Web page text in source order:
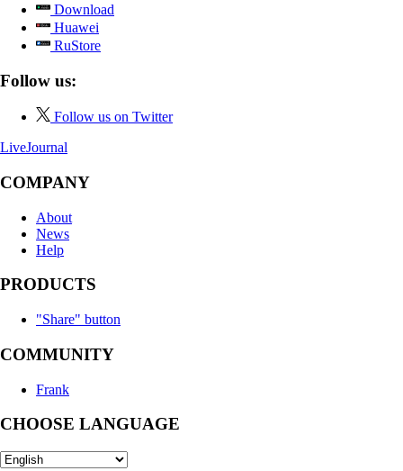
Download
Huawei
RuStore
Follow us:
Follow us on Twitter
LiveJournal
COMPANY
About
News
Help
PRODUCTS
"Share" button
COMMUNITY
Frank
CHOOSE LANGUAGE